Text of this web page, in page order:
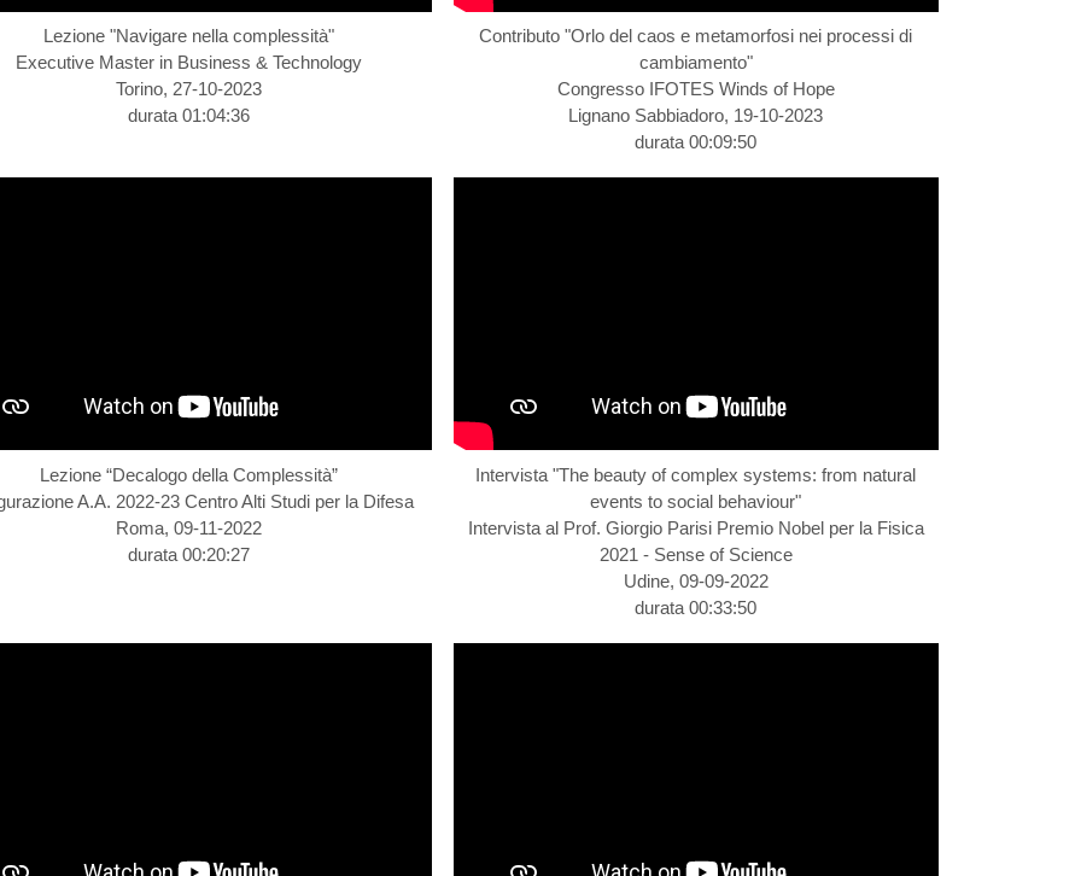
Lezione "Navigare nella complessità"
Executive Master in Business & Technology
Torino, 27-10-2023
durata 01:04:36
Contributo "Orlo del caos e metamorfosi nei processi di
cambiamento"
Congresso IFOTES Winds of Hope
Lignano Sabbiadoro, 19-10-2023
durata 00:09:50
Lezione “Decalogo della Complessità”
A.A. 2022-23 Centro Alti Studi per la Difesa
Roma, 09-11-2022
durata 00:20:27
Intervista "The beauty of complex systems: from natural
events to social behaviour"
Intervista al Prof. Giorgio Parisi Premio Nobel per la Fisica
2021 - Sense of Science
Udine, 09-09-2022
durata 00:33:50